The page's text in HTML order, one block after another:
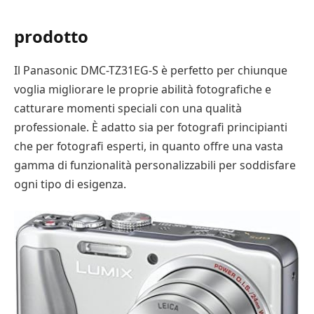
prodotto
Il Panasonic DMC-TZ31EG-S è perfetto per chiunque
voglia migliorare le proprie abilità fotografiche e
catturare momenti speciali con una qualità
professionale. È adatto sia per fotografi principianti
che per fotografi esperti, in quanto offre una vasta
gamma di funzionalità personalizzabili per soddisfare
ogni tipo di esigenza.